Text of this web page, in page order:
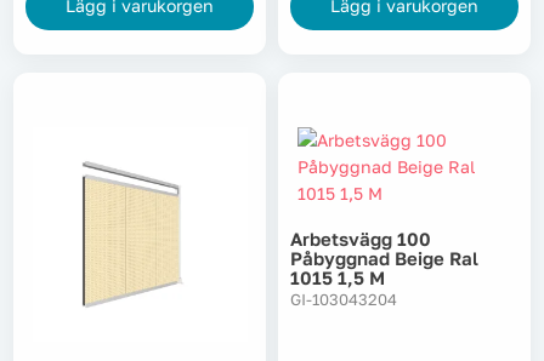
Lägg i varukorgen Lägg i varukorgen
Arbetsvägg 100
Påbyggnad Beige Ral
1015 1,5 M
GI-103043204